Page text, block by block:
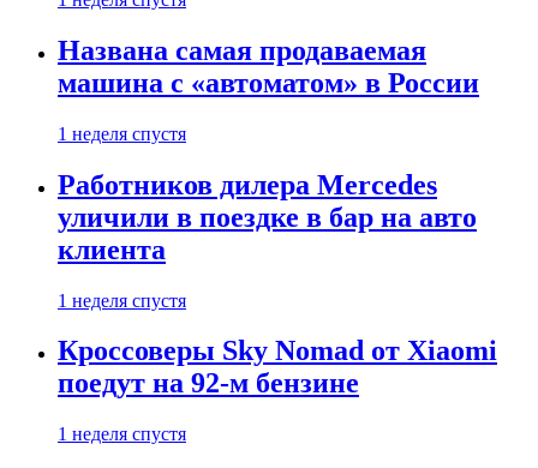
Названа самая продаваемая
машина с «автоматом» в России
1 неделя спустя
Работников дилера Mercedes
уличили в поездке в бар на авто
клиента
1 неделя спустя
Кроссоверы Sky Nomad от Xiaomi
поедут на 92-м бензине
1 неделя спустя